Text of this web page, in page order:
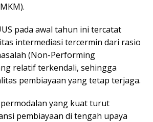
pada awal tahun ini tercatat
intermediasi tercermin dari rasio
(Non-Performing
relatif terkendali, sehingga
pembiayaan yang tetap terjaga.
yang kuat turut
pembiayaan di tengah upaya